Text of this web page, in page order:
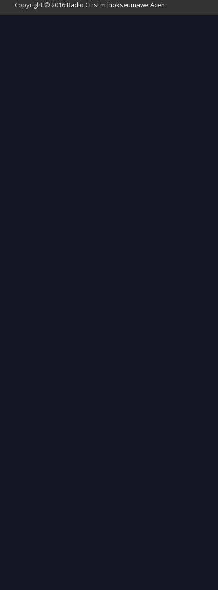
Copyright © 2016Radio CitisFm lhokseumawe Aceh